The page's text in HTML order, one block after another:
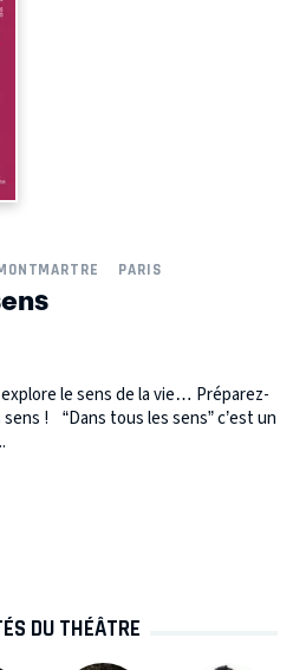
PARIS
le sens de la vie… Préparez-
! “Dans tous les sens” c’est un
DU THÉÂTRE